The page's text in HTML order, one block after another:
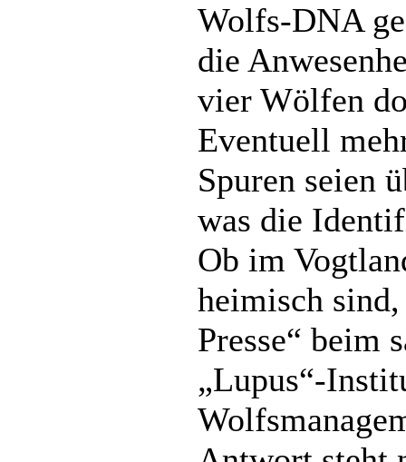
Wolfs-DNA
die
vier Wölfen
Eventuell
Spuren seien
was die
Ob im
heimisch
Presse“ beim
„Lupus“-